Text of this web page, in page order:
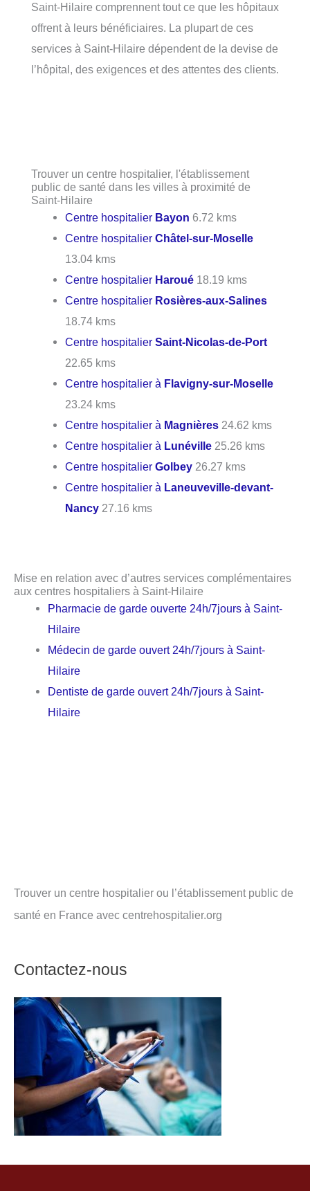
Saint-Hilaire comprennent tout ce que les hôpitaux
offrent à leurs bénéficiaires. La plupart de ces
services à Saint-Hilaire dépendent de la devise de
l’hôpital, des exigences et des attentes des clients.
Trouver un centre hospitalier, l'établissement
public de santé dans les villes à proximité de
Saint-Hilaire
Centre hospitalier Bayon 6.72 kms
Centre hospitalierChâtel-sur-Moselle
13.04 kms
Centre hospitalier Haroué 18.19 kms
Centre hospitalier Rosières-aux-Salines
18.74 kms
Centre hospitalierSaint-Nicolas-de-Port
22.65 kms
Centre hospitalier à Flavigny-sur-Moselle
23.24 kms
Centre hospitalier à Magnières 24.62 kms
Centre hospitalier à Lunéville 25.26 kms
Centre hospitalierGolbey 26.27 kms
Centre hospitalier à Laneuveville-devant-
Nancy 27.16 kms
Mise en relation avec d’autres services complémentaires
aux centres hospitaliers à Saint-Hilaire
Pharmacie de garde ouverte 24h/7jours à Saint-
Hilaire
Médecin de garde ouvert 24h/7jours à Saint-
Hilaire
Dentiste de garde ouvert 24h/7jours à Saint-
Hilaire
Trouver un centre hospitalier ou l’établissement public de
santé en France avec centrehospitalier.org
Contactez-nous